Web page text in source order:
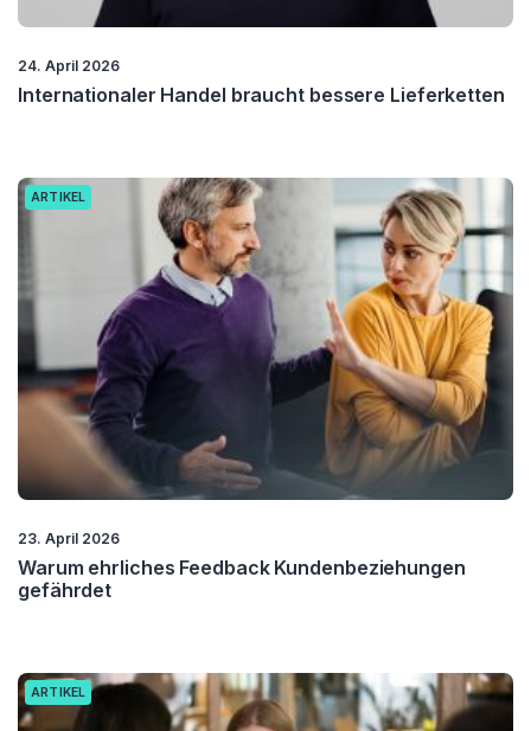
24. April 2026
Internationaler Handel braucht bessere Lieferketten
ARTIKEL
23. April 2026
Warum ehrliches Feedback Kundenbeziehungen
gefährdet
ARTIKEL